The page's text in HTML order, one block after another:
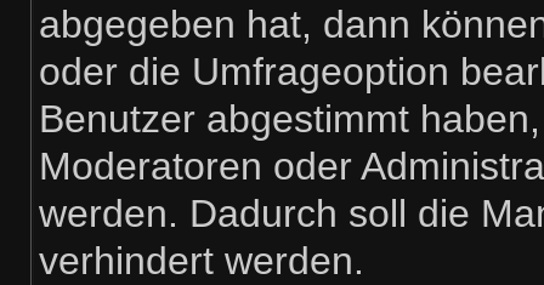
abgegeben hat, dann
oder die Umfrageoption
Benutzer abgestimmt
Moderatoren oder
werden. Dadurch soll die
verhindert werden.